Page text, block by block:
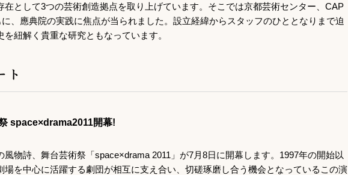
在として3つの芸術創造拠点を取り上げています。そこでは京都芸術センター、CAP
、應典院の実践に焦点が当られました。設立経緯からスタッフのひととなりまで迫
を紐解く貴重な研究ともなっています。
ト
space×drama2011開幕!
風物詩、舞台芸術祭「space×drama 2011」が7月8日に開幕します。1997年の開始以
場を中心に活躍する劇団が相互に支え合い、切磋琢磨し合う機会となっているこの演